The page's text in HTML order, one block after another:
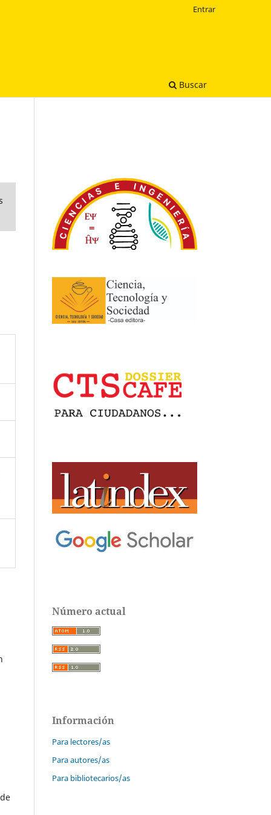
Buscar
Entrar
Número actual
Información
Para lectores/as
Para autores/as
Para bibliotecarios/as